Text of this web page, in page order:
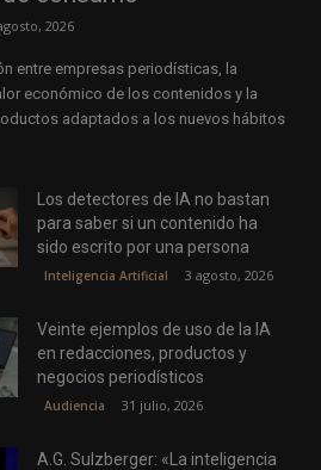
2026
entre empresas periodísticas, la
económico de los contenidos y la
adaptados a los nuevos hábitos
Los detectores de IA no bastan
para saber si un contenido ha
sido escrito por una persona
Inteligencia Artificial 3 agosto, 2026
Veinte ejemplos de uso de la IA
en redacciones, productos y
negocios periodísticos
Audiencia 31 julio, 2026
A.G. Sulzberger: «La inteligencia